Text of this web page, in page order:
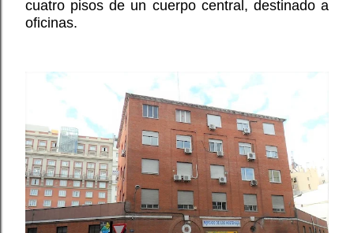
cuatro pisos de un cuerpo central, destinado a
oficinas.